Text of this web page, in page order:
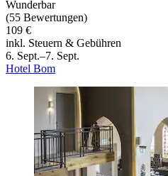
Wunderbar
(55 Bewertungen)
109 €
inkl. Steuern & Gebühren
6. Sept.–7. Sept.
Hotel Bom